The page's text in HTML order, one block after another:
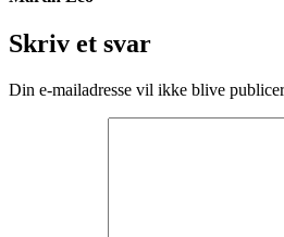
Skriv et svar
Din e-mailadresse vil ikke blive